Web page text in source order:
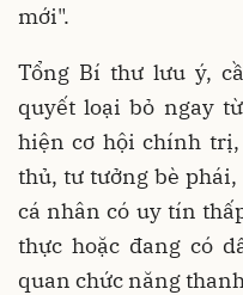
mới".
Tổng Bí thư lưu ý,
quyết loại bỏ ngay
hiện cơ hội chính
thủ, tư tưởng bè
cá nhân có uy tín
thực hoặc đang có
quan chức năng